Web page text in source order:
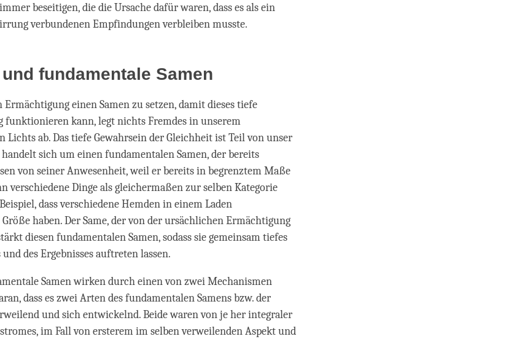
beseitigen, die die Ursache dafür waren, dass es als ein
verbundenen Empfindungen verbleiben musste.
fundamentale Samen
einen Samen zu setzen, damit dieses tiefe
funktionieren kann, legt nichts Fremdes in unserem
Lichts ab. Das tiefe Gewahrsein der Gleichheit ist Teil von unser
sich um einen fundamentalen Samen, der bereits
von seiner Anwesenheit, weil er bereits in begrenztem Maße
verschiedene Dinge als gleichermaßen zur selben Kategorie
dass verschiedene Hemden in einem Laden
haben. Der Same, der von der ursächlichen Ermächtigung
diesen fundamentalen Samen, sodass sie gemeinsam tiefes
und des Ergebnisses auftreten lassen.
Samen wirken durch einen von zwei Mechanismen
dass es zwei Arten des fundamentalen Samens bzw. der
und sich entwickelnd. Beide waren von je her integraler
im Fall von ersterem im selben verweilenden Aspekt und